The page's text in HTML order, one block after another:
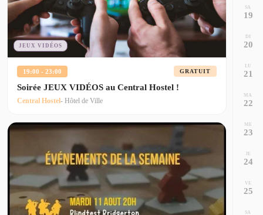
JEUX VIDÉOS
19:00 - 23:00 GRATUIT
Soirée JEUX VIDÉOS au Central Hostel !
Central Hostel- Hôtel de Ville
SA
19
DI
20
LU
21
MA
22
ME
23
JE
24
VE
25
SA